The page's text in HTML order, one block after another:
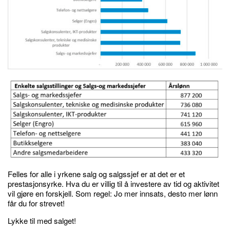
Felles for alle i yrkene salg og salgssjef er at det er et
prestasjonsyrke. Hva du er villig til å investere av tid og aktivitet
vil gjøre en forskjell. Som regel: Jo mer innsats, desto mer lønn
får du for strevet!
Lykke til med salget!